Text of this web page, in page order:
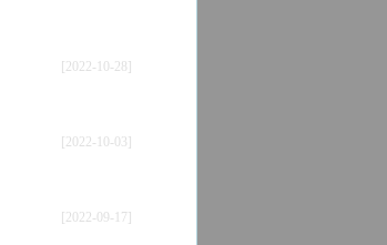
[2022-10-28]
[2022-10-03]
[2022-09-17]